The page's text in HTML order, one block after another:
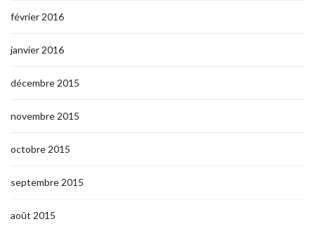
février 2016
janvier 2016
décembre 2015
novembre 2015
octobre 2015
septembre 2015
août 2015